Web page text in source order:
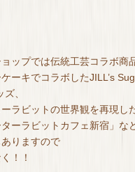
ップでは伝統工芸コラボ商
ーキでコラボしたJILL’s
、
ラビットの世界観を再現し
ーラビットカフェ新宿」な
りますので
！！